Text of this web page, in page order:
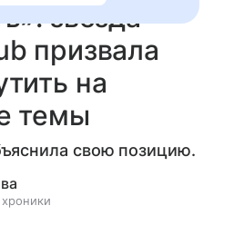
звезда
призвала
на
темы
свою позицию.